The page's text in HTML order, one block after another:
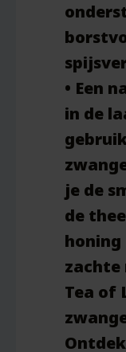
• Een
in de
je de
de
honing
zachte
Tea of